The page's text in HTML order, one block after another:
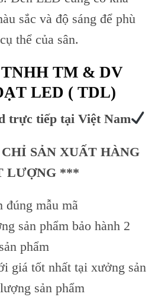
Skip
to
content
sắc và độ sáng để phù
thể của sân.
TM & DV
LED ( TDL)
trực tiếp tại Việt Nam
SẢN XUẤT HÀNG
LƯỢNG ***
đúng mẫu mã
sản phẩm bảo hành 2
phẩm
giá tốt nhất tại xưởng sản
sản phẩm